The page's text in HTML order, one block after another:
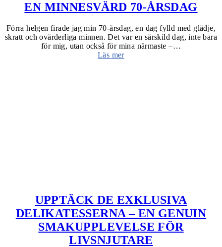
EN MINNESVÄRD 70-ÅRSDAG
Förra helgen firade jag min 70-årsdag, en dag fylld med glädje,
skratt och ovärderliga minnen. Det var en särskild dag, inte bara
för mig, utan också för mina närmaste –…
Läs mer
UPPTÄCK DE EXKLUSIVA
DELIKATESSERNA – EN GENUIN
SMAKUPPLEVELSE FÖR
LIVSNJUTARE